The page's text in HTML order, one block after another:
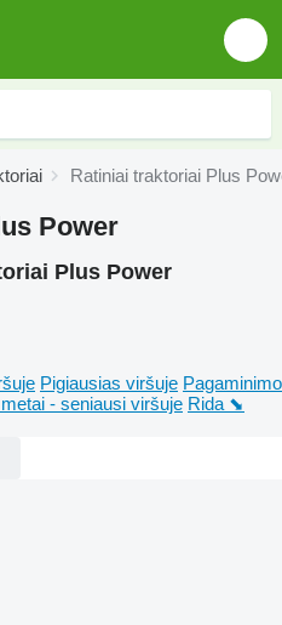
Ratiniai traktoriai Plus
Power
Plus Power
Pigiausias viršuje Pagaminimo
- seniausi viršuje Rida ⬊